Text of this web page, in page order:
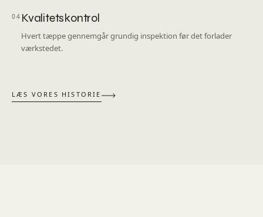
04 Kvalitetskontrol
Hvert tæppe gennemgår grundig inspektion før det forlader
værkstedet.
LÆS VORES HISTORIE